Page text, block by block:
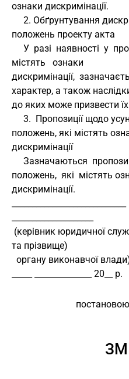
ознаки дискримінації.
положень проекту акта
містять   ознаки
дискримінації,
характер, а також
до яких може призвести
положень, які містять
дискримінації
положень,  які  містять
дискримінації.
та прізвище)
органу виконавчої
_____ ______________ 20__ р.
постановою